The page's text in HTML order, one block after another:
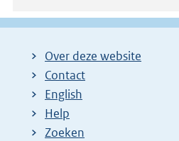
Over deze website
Contact
English
Help
Zoeken